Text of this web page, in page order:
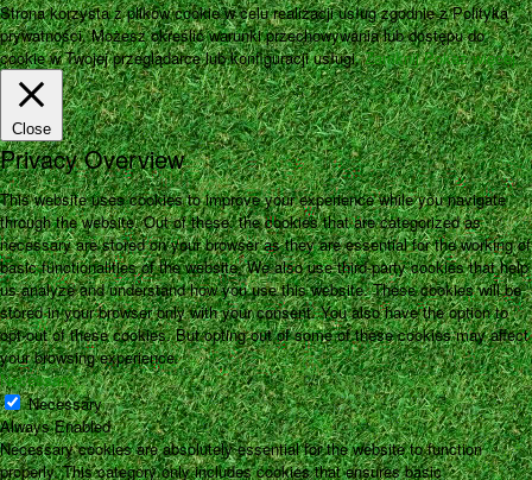
Strona korzysta z plików cookie w celu realizacji usług zgodnie z Polityką
prywatności. Możesz określić warunki przechowywania lub dostępu do
cookie w Twojej przeglądarce lub konfiguracji usługi.Zamknij Pokaż więcej
Close
Privacy Overview
This website uses cookies to improve your experience while you navigate
through the website. Out of these, the cookies that are categorized as
necessary are stored on your browser as they are essential for the working of
basic functionalities of the website. We also use third-party cookies that help
us analyze and understand how you use this website. These cookies will be
stored in your browser only with your consent. You also have the option to
opt-out of these cookies. But opting out of some of these cookies may affect
your browsing experience.
Necessary
Necessary
Always Enabled
Necessary cookies are absolutely essential for the website to function
properly. This category only includes cookies that ensures basic